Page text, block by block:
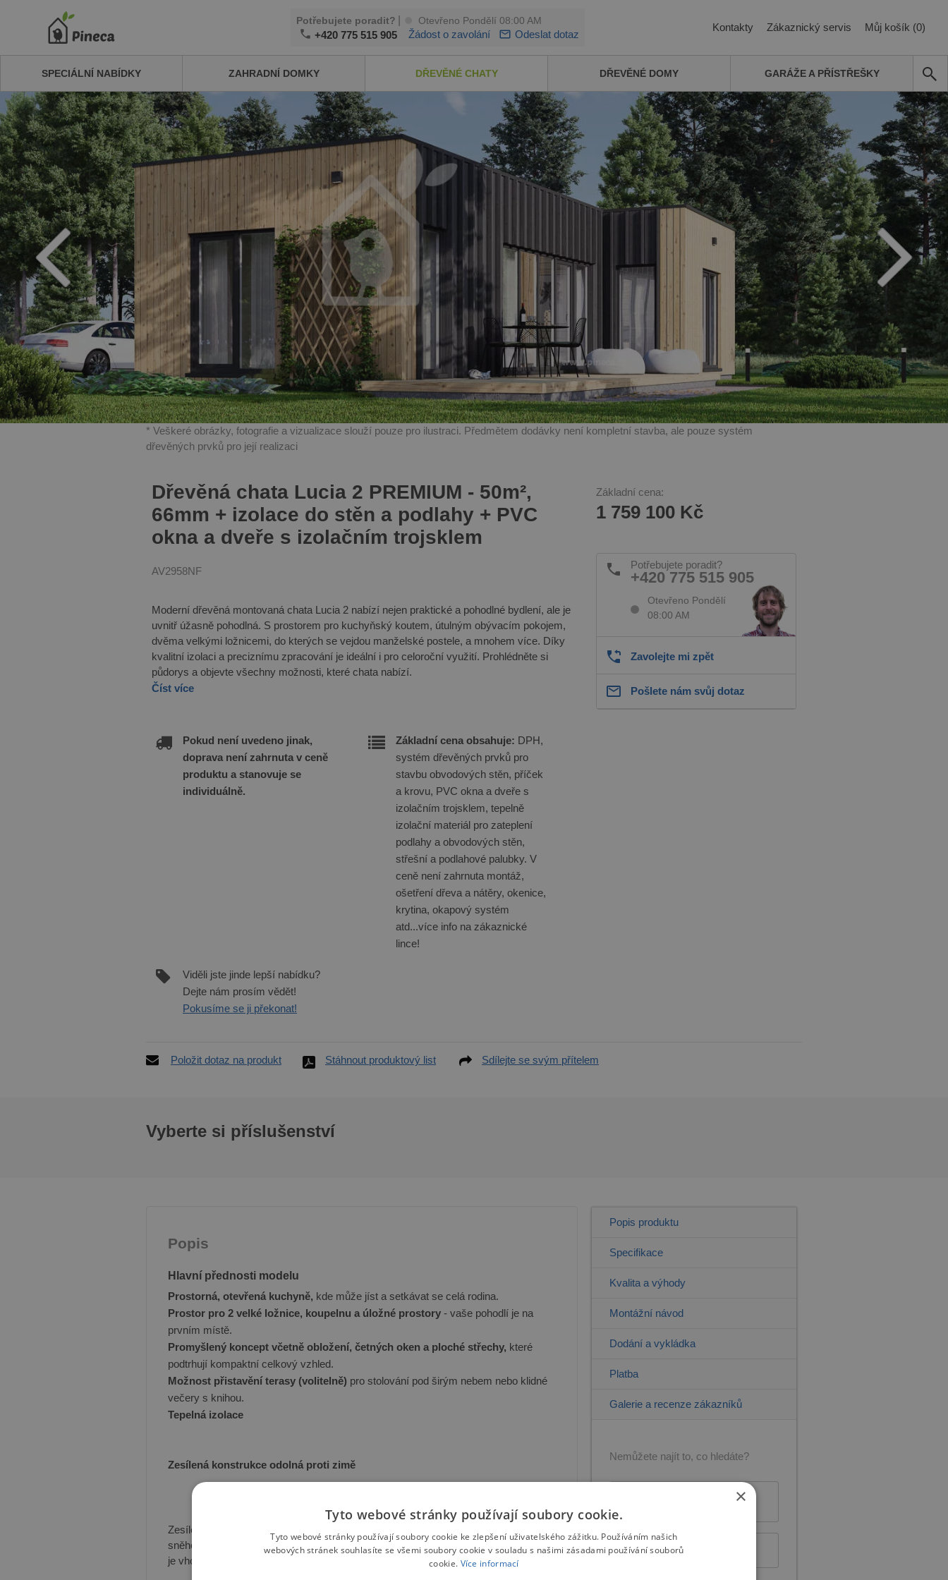
Potřebujete poradit? Otevřeno Pondělí 08:00 AM
+420 775 515 905 Žádost o zavolání Odeslat dotaz
Kontakty Zákaznický servis Můj košík (0)
SPECIÁLNÍ NABÍDKY ZAHRADNÍ DOMKY DŘEVĚNÉ CHATY DŘEVĚNÉ DOMY GARÁŽE A PŘÍSTŘEŠKY
* Veškeré obrázky, fotografie a vizualizace slouží pouze pro ilustraci. Předmětem dodávky není kompletní stavba, ale pouze systém
dřevěných prvků pro její realizaci
Dřevěná chata Lucia 2 PREMIUM - 50m²,
66mm + izolace do stěn a podlahy + PVC
okna a dveře s izolačním trojsklem
AV2958NF
Moderní dřevěná montovaná chata Lucia 2 nabízí nejen praktické a pohodlné bydlení, ale je
uvnitř úžasně pohodlná. S prostorem pro kuchyňský koutem, útulným obývacím pokojem,
dvěma velkými ložnicemi, do kterých se vejdou manželské postele, a mnohem více. Díky
kvalitní izolaci a preciznímu zpracování je ideální i pro celoroční využití. Prohlédněte si
půdorys a objevte všechny možnosti, které chata nabízí.
Číst více
Pokud není uvedeno jinak,
doprava není zahrnuta v ceně
produktu a stanovuje se
individuálně.
Základní cena obsahuje: DPH,
systém dřevěných prvků pro
stavbu obvodových stěn, příček
a krovu, PVC okna a dveře s
izolačním trojsklem, tepelně
izolační materiál pro zateplení
podlahy a obvodových stěn,
střešní a podlahové palubky. V
ceně není zahrnuta montáž,
ošetření dřeva a nátěry, okenice,
krytina, okapový systém
atd...více info na zákaznické
lince!
Viděli jste jinde lepší nabídku?
Dejte nám prosím vědět!
Pokusíme se ji překonat!
Základní cena:
1 759 100 Kč
Potřebujete poradit?
+420 775 515 905
Otevřeno Pondělí
08:00 AM
Zavolejte mi zpět
Pošlete nám svůj dotaz
Položit dotaz na produkt Stáhnout produktový list Sdílejte se svým přítelem
Vyberte si příslušenství
Popis
Hlavní přednosti modelu
Prostorná, otevřená kuchyně, kde může jíst a setkávat se celá rodina.
Prostor pro 2 velké ložnice, koupelnu a úložné prostory - vaše pohodlí je na
prvním místě.
Promyšlený koncept včetně obložení, četných oken a ploché střechy, které
podtrhují kompaktní celkový vzhled.
Možnost přistavění terasy (volitelně) pro stolování pod širým nebem nebo klidné
večery s knihou.
Tepelná izolace
Zesílená konstrukce odolná proti zimě
Zesílená střecha této konstrukce dokáže v zimních měsících unést vyšší zatížení
sněhem. Silné stěny navíc účinně utěsňují izolační materiál, takže tento typ stavby
je vhodný jako trvalé bydlení, které poskytuje teplo a pohodlí po celý rok.
Popis produktu
Specifikace
Kvalita a výhody
Montážní návod
Dodání a vykládka
Platba
Galerie a recenze zákazníků
Nemůžete najít to, co hledáte?
+420 775 515 905
Napište nám
×
Tyto webové stránky používají soubory cookie.
Tyto webové stránky používají soubory cookie ke zlepšení uživatelského zážitku. Používáním našich
webových stránek souhlasíte se všemi soubory cookie v souladu s našimi zásadami používání souborů
cookie. Více informací